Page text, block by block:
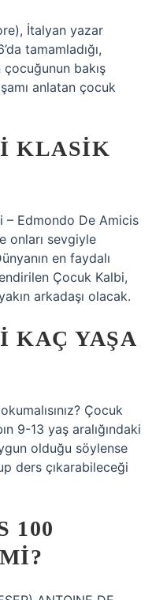
İtalyan yazar
tamamladığı,
bakış
anlatan çocuk
KLASIK
– Edmondo De Amicis
onları sevgiyle
en faydalı
Çocuk Kalbi,
arkadaşı olacak.
KAÇ YAŞA
Çocuk
9-13 yaş aralığındaki
olduğu söylense
ders çıkarabileceği
100